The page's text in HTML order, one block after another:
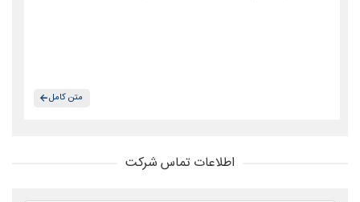
متن کامل
اطلاعات تماس شرکت